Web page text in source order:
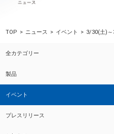
TOP ニュース イベント 3/30(土)～
全カテゴリー
製品
イベント
プレスリリース